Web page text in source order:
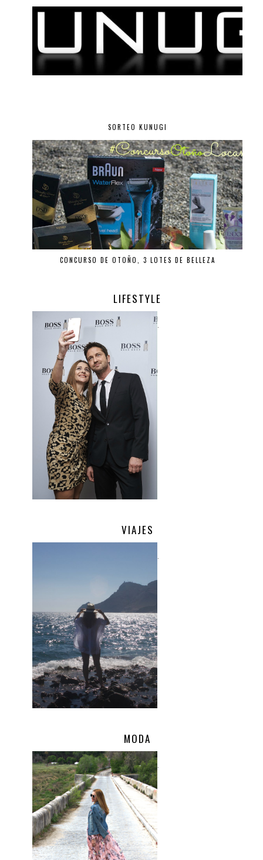
SORTEO KUNUGI
CONCURSO DE OTOÑO, 3 LOTES DE BELLEZA
LIFESTYLE
.
VIAJES
.
MODA
.